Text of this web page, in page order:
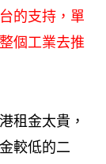
的支持，單
個工業去推
租金太貴，
較低的二